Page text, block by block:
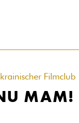
Filmclub
MAM!